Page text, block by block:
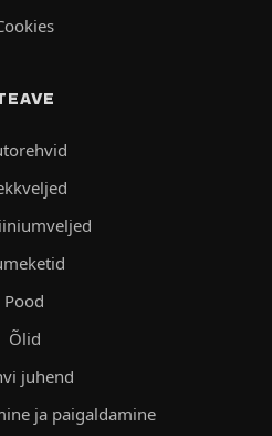
Pood
Õlid
juhend
ja paigaldamine